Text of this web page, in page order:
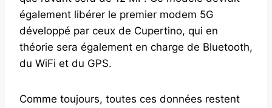
également libérer le premier modem 5G
développé par ceux de Cupertino, qui en
théorie sera également en charge de Bluetooth,
du WiFi et du GPS.
Comme toujours, toutes ces données restent